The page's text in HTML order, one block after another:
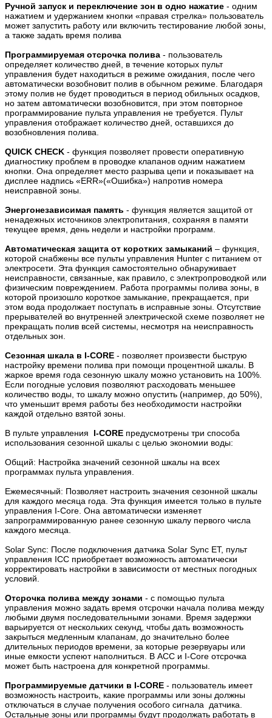
Ручной запуск и переключение зон в одно нажатие - одним
нажатием и удержанием кнопки «правая стрелка» пользователь
может запустить работу или включить тестирование любой зоны,
а также задать время полива
Программируемая отсрочка полива - пользователь
определяет количество дней, в течение которых пульт
управления будет находиться в режиме ожидания, после чего
автоматически возобновит полив в обычном режиме. Благодаря
этому полив не будет проводиться в период обильных осадков,
но затем автоматически возобновится, при этом повторное
программирование пульта управления не требуется. Пульт
управления отображает количество дней, оставшихся до
возобновления полива.
QUICK CHECK - функция позволяет провести оперативную
диагностику проблем в проводке клапанов одним нажатием
кнопки. Она определяет место разрыва цепи и показывает на
дисплее надпись «ERR»(«Ошибка») напротив номера
неисправной зоны.
Энергонезависимая память - функция является защитой от
ненадежных источников электропитания, сохраняя в памяти
текущее время, день недели и настройки программ.
Автоматическая защита от коротких замыканий – функция,
которой снабжены все пульты управления Hunter с питанием от
электросети. Эта функция самостоятельно обнаруживает
неисправности, связанные, как правило, с электропроводкой или
физическим повреждением. Работа программы полива зоны, в
которой произошло короткое замыкание, прекращается, при
этом вода продолжает поступать в исправные зоны. Отсутствие
прерывателей во внутренней электрической схеме позволяет не
прекращать полив всей системы, несмотря на неисправность
отдельных зон.
Сезонная шкала в I-CORE - позволяет произвести быструю
настройку времени полива при помощи процентной шкалы. В
жаркое время года сезонную шкалу можно установить на 100%.
Если погодные условия позволяют расходовать меньшее
количество воды, то шкалу можно опустить (например, до 50%),
что уменьшит время работы без необходимости настройки
каждой отдельно взятой зоны.
В пульте управления I-CORE предусмотрены три способа
использования сезонной шкалы с целью экономии воды:
Общий: Настройка значений сезонной шкалы на всех
программах пульта управления.
Ежемесячный: Позволяет настроить значения сезонной шкалы
для каждого месяца года. Эта функция имеется только в пульте
управления I-Core. Она автоматически изменяет
запрограммированную ранее сезонную шкалу первого числа
каждого месяца.
Solar Sync: После подключения датчика Solar Sync ET, пульт
управления ICC приобретает возможность автоматически
корректировать настройки в зависимости от местных погодных
условий.
Отсрочка полива между зонами - с помощью пульта
управления можно задать время отсрочки начала полива между
любыми двумя последовательными зонами. Время задержки
варьируется от нескольких секунд, чтобы дать возможность
закрыться медленным клапанам, до значительно более
длительных периодов времени, за которые резервуары или
иные емкости успеют наполниться. В ACC и I-Core отсрочка
может быть настроена для конкретной программы.
Программируемые датчики в I-CORE - пользователь имеет
возможность настроить, какие программы или зоны должны
отключаться в случае получения особого сигнала датчика.
Остальные зоны или программы будут продолжать работать в